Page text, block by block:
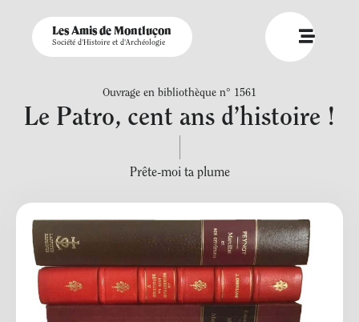
Les Amis de Montluçon
Société d'Histoire et d'Archéologie
Ouvrage en bibliothèque n° 1561
Le Patro, cent ans d’histoire !
Prête-moi ta plume